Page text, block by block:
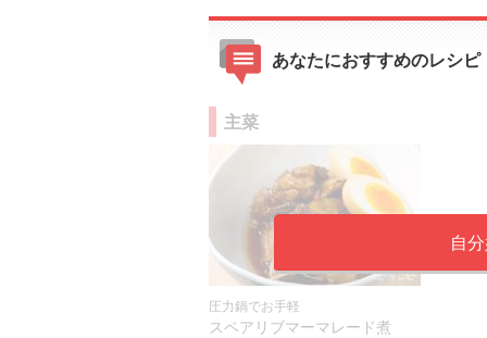
あなたにおすすめのレシピ
主菜
圧力鍋でお手軽
スペアリブマーマレード煮
自